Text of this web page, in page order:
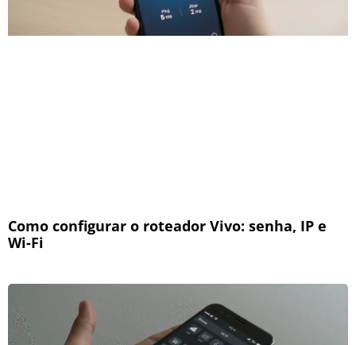
Como configurar o roteador Vivo: senha, IP e
Wi-Fi